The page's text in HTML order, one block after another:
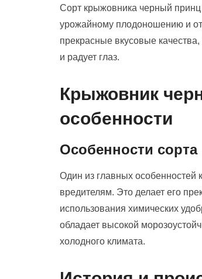
Сорт крыжовника черный
урожайному плодоношению и
прекрасные вкусовые
и радует глаз.
Крыжовник
особенности
Особенности сорта
Один из главных особенностей
вредителям. Это делает его
использования химических
обладает высокой
холодного климата.